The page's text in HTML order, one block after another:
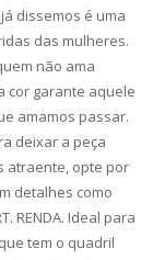
dissemos é uma
das mulheres.
não ama
cor garante aquele
amamos passar.
deixar a peça
atraente, opte por
detalhes como
RENDA. Ideal para
tem o quadril